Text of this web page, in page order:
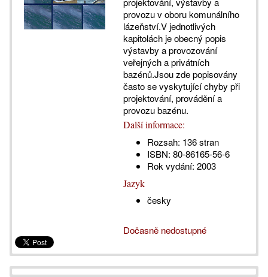
provozu v oboru komunálního
lázeňství.V jednotlivých
kapitolách je obecný popis
výstavby a provozování
veřejných a privátních
bazénů.Jsou zde popisovány
často se vyskytující chyby při
projektování, provádění a
provozu bazénu.
Další informace:
Rozsah: 136 stran
ISBN: 80-86165-56-6
Rok vydání: 2003
Jazyk
česky
Dočasně nedostupné